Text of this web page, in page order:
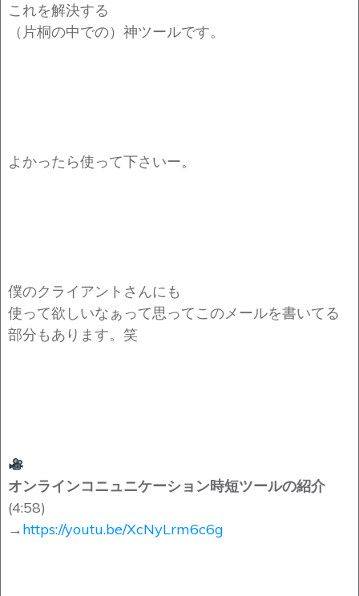
これを解決する
（片桐の中での）神ツールです。
よかったら使って下さいー。
僕のクライアントさんにも
使って欲しいなぁって思ってこのメールを書いてる
部分もあります。笑
オンラインコニュニケーション時短ツールの紹介
(4:58)
→https://youtu.be/XcNyLrm6c6g